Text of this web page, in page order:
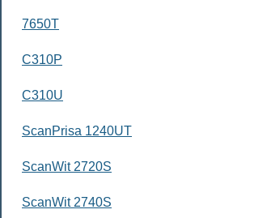
7650T
C310P
C310U
ScanPrisa 1240UT
ScanWit 2720S
ScanWit 2740S